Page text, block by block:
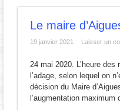
URBANISME MODE AGUES-
Réunion du DCAV du 21
Aigues-Vives : Gaspillage,
Aigues-Vives : Assez d’héritiers
Le maire
19 janvier 2021 Laisser un
24 mai 2020. L’heure
l’adage, selon lequel on
décision du Maire
l’augmentation